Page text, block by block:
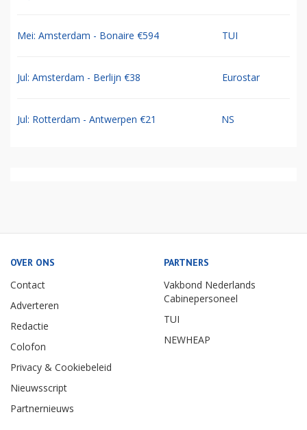
Mei: Amsterdam - Bonaire €594 TUI
Jul: Amsterdam - Berlijn €38 Eurostar
Jul: Rotterdam - Antwerpen €21 NS
OVER ONS
Contact
Adverteren
Redactie
Colofon
Privacy & Cookiebeleid
Nieuwsscript
Partnernieuws
PARTNERS
Vakbond Nederlands
Cabinepersoneel
TUI
NEWHEAP